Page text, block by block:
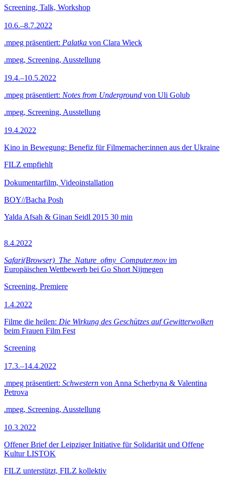
Screening, Talk, Workshop
10.6.–8.7.2022
.mpeg präsentiert: Palatka von Clara Wieck
.mpeg, Screening, Ausstellung
19.4.–10.5.2022
.mpeg präsentiert: Notes from Underground von Uli Golub
.mpeg, Screening, Ausstellung
19.4.2022
Kino in Bewegung: Benefiz für Filmemacher:innen aus der Ukraine
FILZ empfiehlt
Dokumentarfilm, Videoinstallation
BOY//Bacha Posh
Yalda Afsah & Ginan Seidl 2015 30 min
8.4.2022
Safari(Browser)_The_Nature_ofmy_Computer.mov im
Europäischen Wettbewerb bei Go Short Nijmegen
Screening, Premiere
1.4.2022
Filme die heilen: Die Wirkung des Geschützes auf Gewitterwolken
beim Frauen Film Fest
Screening
17.3.–14.4.2022
.mpeg präsentiert: Schwestern von Anna Scherbyna & Valentina
Petrova
.mpeg, Screening, Ausstellung
10.3.2022
Offener Brief der Leipziger Initiative für Solidarität und Offene
Kultur LISTOK
FILZ unterstützt, FILZ kollektiv